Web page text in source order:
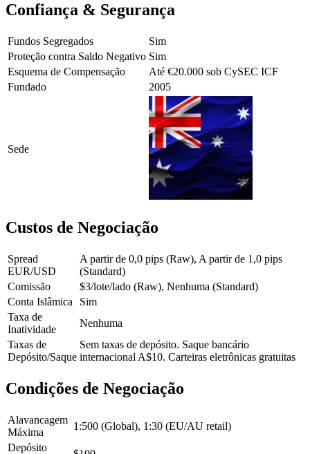
Confiança & Segurança
Fundos Segregados
Sim
Proteção contra Saldo Negativo Sim
Esquema de Compensação
Até €20.000 sob CySEC ICF
Fundado
2005
Sede
Australia
Custos de Negociação
Spread
EUR/USD
A partir de 0,0 pips (Raw), A partir de 1,0 pips
(Standard)
Comissão
$3/lote/lado (Raw), Nenhuma (Standard)
Conta Islâmica
Sim
Taxa de
Inatividade
Nenhuma
Taxas de
Depósito/Saque
Sem taxas de depósito. Saque bancário
internacional A$10. Carteiras eletrônicas gratuitas
Condições de Negociação
Alavancagem
Máxima
1:500 (Global), 1:30 (EU/AU retail)
Depósito